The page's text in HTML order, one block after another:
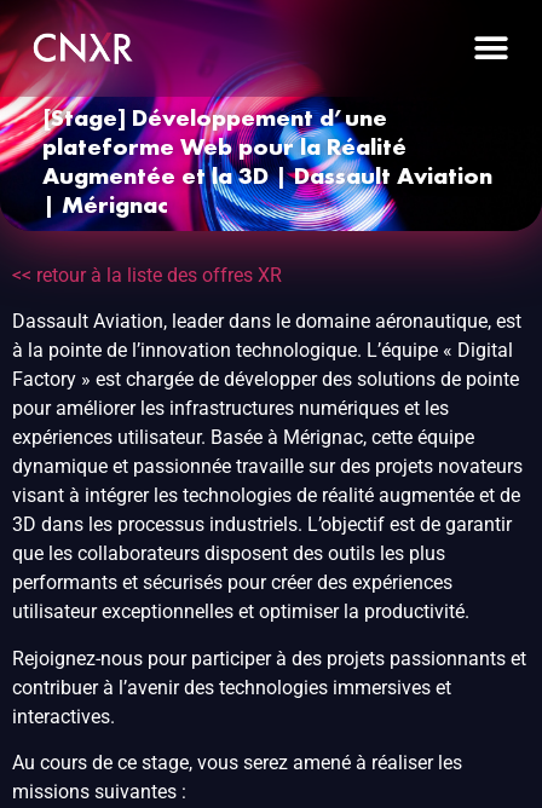
[Stage] Développement d’une
plateforme Web pour la Réalité
Augmentée et la 3D | Dassault Aviation
| Mérignac
<< retour à la liste des offres XR
Dassault Aviation, leader dans le domaine aéronautique, est
à la pointe de l’innovation technologique. L’équipe « Digital
Factory » est chargée de développer des solutions de pointe
pour améliorer les infrastructures numériques et les
expériences utilisateur. Basée à Mérignac, cette équipe
dynamique et passionnée travaille sur des projets novateurs
visant à intégrer les technologies de réalité augmentée et de
3D dans les processus industriels. L’objectif est de garantir
que les collaborateurs disposent des outils les plus
performants et sécurisés pour créer des expériences
utilisateur exceptionnelles et optimiser la productivité.
Rejoignez-nous pour participer à des projets passionnants et
contribuer à l’avenir des technologies immersives et
interactives.
Au cours de ce stage, vous serez amené à réaliser les
missions suivantes :